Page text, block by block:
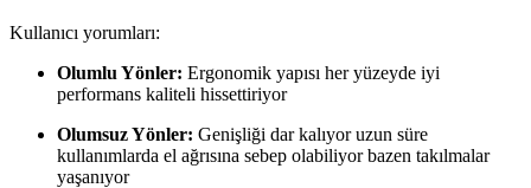
Kullanıcı yorumları:
Olumlu Yönler: Ergonomik yapısı her yüzeyde iyi
performans kaliteli hissettiriyor
Olumsuz Yönler: Genişliği dar kalıyor uzun süre
kullanımlarda el ağrısına sebep olabiliyor bazen takılmalar
yaşanıyor